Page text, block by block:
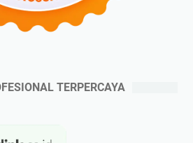
TERPERCAYA